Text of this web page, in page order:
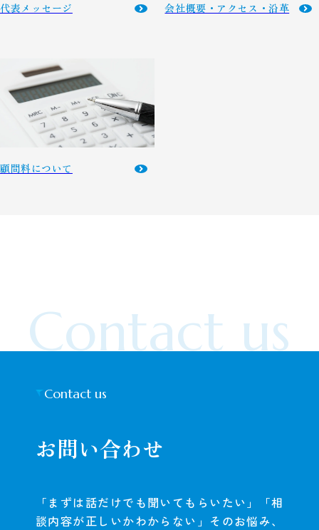
代表メッセージ 会社概要・アクセス・沿革
顧問料について
Contact us
お問い合わせ
Contact us
「まずは話だけでも聞いてもらいたい」「相
談内容が正しいかわからない」そのお悩み、